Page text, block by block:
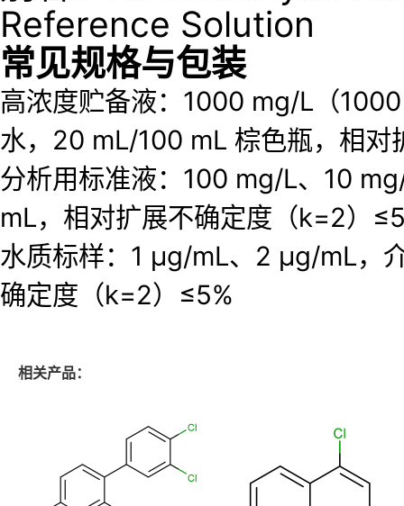
Reference Solution
常见规格与包装
高浓度贮备液：1000 mg/L（
水，20 mL/100 mL 棕色瓶，相
分析用标准液：100 mg/L、10
mL，相对扩展不确定度（k=2）
水质标样：1 μg/mL、2 μg/mL，
确定度（k=2）≤5%
相关产品：